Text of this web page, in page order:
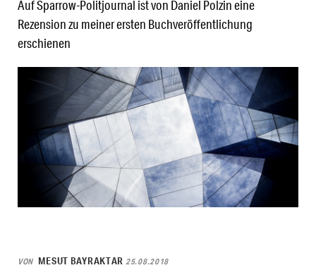
Auf Sparrow-Politjournal ist von Daniel Polzin eine
Rezension zu meiner ersten Buchveröffentlichung
erschienen
VON MESUT BAYRAKTAR 25.08.2018